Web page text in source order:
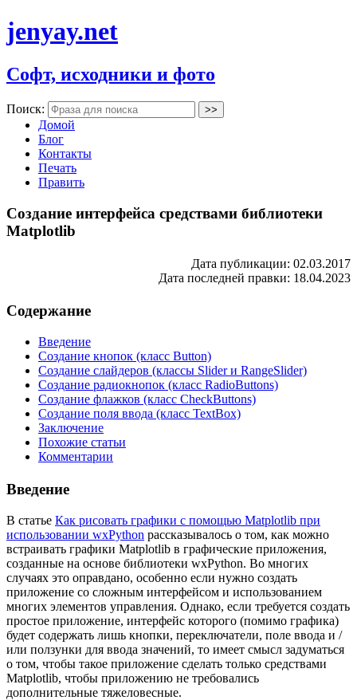
jenyay.net
Софт, исходники и фото
Поиск:
Домой
Блог
Контакты
Печать
Править
Создание интерфейса средствами библиотеки
Matplotlib
Дата публикации: 02.03.2017
Дата последней правки: 18.04.2023
Содержание
Введение
Создание кнопок (класс Button)
Создание слайдеров (классы Slider и RangeSlider)
Создание радиокнопок (класс RadioButtons)
Создание флажков (класс CheckButtons)
Создание поля ввода (класс TextBox)
Заключение
Похожие статьи
Комментарии
Введение
В статье Как рисовать графики с помощью Matplotlib при
использовании wxPython рассказывалось о том, как можно
встраивать графики Matplotlib в графические приложения,
созданные на основе библиотеки wxPython. Во многих
случаях это оправдано, особенно если нужно создать
приложение со сложным интерфейсом и использованием
многих элементов управления. Однако, если требуется создать
простое приложение, интерфейс которого (помимо графика)
будет содержать лишь кнопки, переключатели, поле ввода и /
или ползунки для ввода значений, то имеет смысл задуматься
о том, чтобы такое приложение сделать только средствами
Matplotlib, чтобы приложению не требовались
дополнительные тяжеловесные.